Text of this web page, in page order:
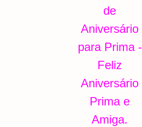
de
Aniversário
para Prima -
Feliz
Aniversário
Prima e
Amiga.